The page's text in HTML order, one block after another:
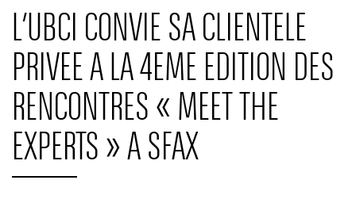
L’UBCI CONVIE SA CLIENTELE
PRIVEE A LA 4EME EDITION DES
RENCONTRES « MEET THE
EXPERTS » A SFAX